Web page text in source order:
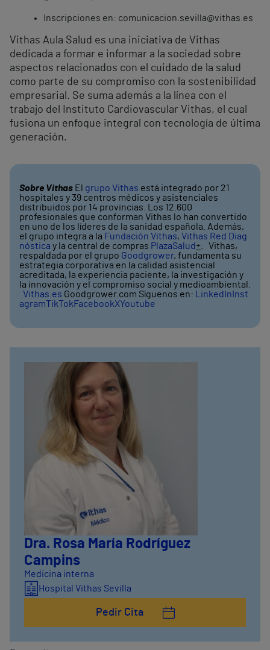
Inscripciones en: comunicacion.sevilla@vithas.es
Vithas Aula Salud es una iniciativa de Vithas
dedicada a formar e informar a la sociedad sobre
aspectos relacionados con el cuidado de la salud
como parte de su compromiso con la sostenibilidad
empresarial. Se suma además a la línea con el
trabajo del Instituto Cardiovascular Vithas, el cual
fusiona un enfoque integral con tecnología de última
generación.
Sobre Vithas El grupo Vithas está integrado por 21
hospitales y 39 centros médicos y asistenciales
distribuidos por 14 provincias. Los 12.600
profesionales que conforman Vithas lo han convertido
en uno de los líderes de la sanidad española. Además,
el grupo integra a la Fundación Vithas, Vithas Red Diag
nóstica y la central de compras PlazaSalud+ . Vithas,
respaldada por el grupo Goodgrower, fundamenta su
estrategia corporativa en la calidad asistencial
acreditada, la experiencia paciente, la investigación y
la innovación y el compromiso social y medioambiental.
Vithas.es Goodgrower.com Síguenos en: LinkedIn Inst
agramTikTokFacebookXYoutube
Dra. Rosa María Rodríguez
Campins
Medicina interna
Hospital Vithas Sevilla
Pedir Cita